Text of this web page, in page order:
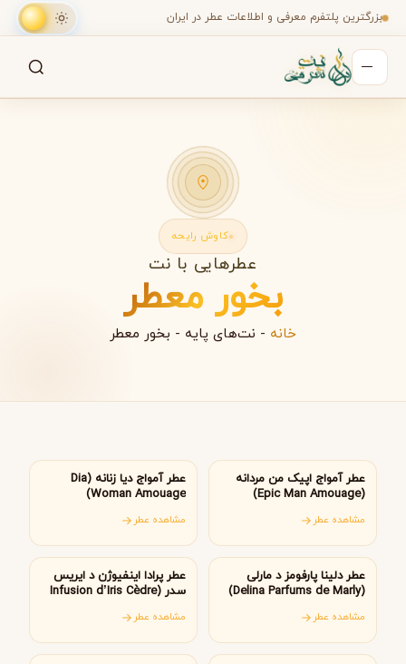
بزرگترین پلتفرم معرفی و اطلاعات عطر در ایران
کاوش رایحه
عطرهایی با نت
بخور معطر
خانه - نت‌های پایه - بخور معطر
عطر آمواج اپیک من مردانه
(Epic Man Amouage)
مشاهده عطر
عطر آمواج دیا زنانه (Dia
Woman Amouage)
مشاهده عطر
عطر دلینا پارفومز د مارلی
(Delina Parfums de Marly)
مشاهده عطر
عطر پرادا اینفیوژن د ایریس
سدر (Infusion d’Iris Cèdre
مشاهده عطر